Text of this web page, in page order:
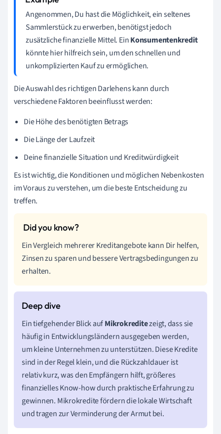
Angenommen, Du hast die Möglichkeit, ein seltenes
Sammlerstück zu erwerben, benötigst jedoch
zusätzliche finanzielle Mittel. EinKonsumentenkredit
könnte hier hilfreich sein, um den schnellen und
unkomplizierten Kauf zu ermöglichen.
Die Auswahl des richtigen Darlehens kann durch
verschiedene Faktoren beeinflusst werden:
Die Höhe des benötigten Betrags
Die Länge der Laufzeit
Deine finanzielle Situation und Kreditwürdigkeit
Es ist wichtig, die Konditionen und möglichen Nebenkosten
im Voraus zu verstehen, um die beste Entscheidung zu
treffen.
Ein Vergleich mehrerer Kreditangebote kann Dir helfen,
Zinsen zu sparen und bessere Vertragsbedingungen zu
erhalten.
Ein tiefgehender Blick aufMikrokreditezeigt, dass sie
häufig in Entwicklungsländern ausgegeben werden,
um kleine Unternehmen zu unterstützen. Diese Kredite
sind in der Regel klein, und die Rückzahldauer ist
relativ kurz, was den Empfängern hilft, größeres
finanzielles Know-how durch praktische Erfahrung zu
gewinnen. Mikrokredite fördern die lokale Wirtschaft
und tragen zur Verminderung der Armut bei.